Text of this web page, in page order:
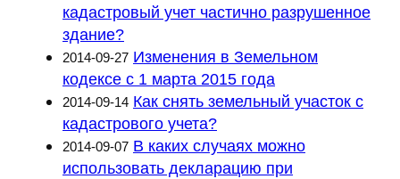
кадастровый учет частично разрушенное
здание?
2014-09-27 Изменения в Земельном
кодексе с 1 марта 2015 года
2014-09-14 Как снять земельный участок с
кадастрового учета?
2014-09-07 В каких случаях можно
использовать декларацию при